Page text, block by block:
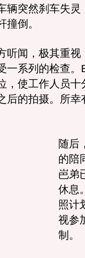
辆突然刹车失灵
倒。
闻，极其重视
一系列的检查。
，使工作人员十
后的拍摄。所幸
随后
的陪
岜弟
休息
照计
视参
制。